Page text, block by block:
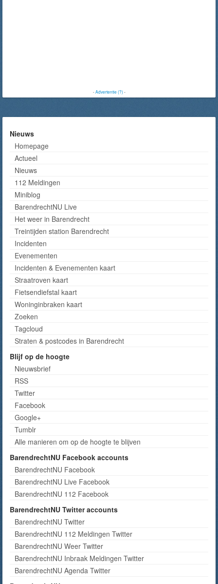
-Advertentie (?)-
Nieuws
Homepage
Actueel
Nieuws
112 Meldingen
Miniblog
BarendrechtNU Live
Het weer in Barendrecht
Treintijden station Barendrecht
Incidenten
Evenementen
Incidenten & Evenementen kaart
Straatroven kaart
Fietsendiefstal kaart
Woninginbraken kaart
Zoeken
Tagcloud
Straten & postcodes in Barendrecht
Blijf op de hoogte
Nieuwsbrief
RSS
Twitter
Facebook
Google+
Tumblr
Alle manieren om op de hoogte te blijven
BarendrechtNU Facebook accounts
BarendrechtNU Facebook
BarendrechtNU Live Facebook
BarendrechtNU 112 Facebook
BarendrechtNU Twitter accounts
BarendrechtNU Twitter
BarendrechtNU 112 Meldingen Twitter
BarendrechtNU Weer Twitter
BarendrechtNU Inbraak Meldingen Twitter
BarendrechtNU Agenda Twitter